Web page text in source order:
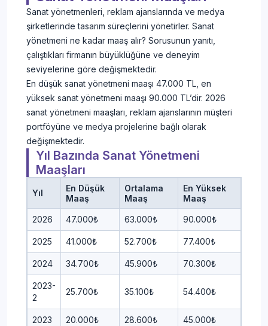
Sanat yönetmenleri, reklam ajanslarında ve medya
şirketlerinde tasarım süreçlerini yönetirler. Sanat
yönetmeni ne kadar maaş alır? Sorusunun yanıtı,
çalıştıkları firmanın büyüklüğüne ve deneyim
seviyelerine göre değişmektedir.
En düşük sanat yönetmeni maaşı 47.000 TL, en
yüksek sanat yönetmeni maaşı 90.000 TL’dir. 2026
sanat yönetmeni maaşları, reklam ajanslarının müşteri
portföyüne ve medya projelerine bağlı olarak
değişmektedir.
Yıl Bazında Sanat Yönetmeni
Maaşları
Yıl
En Düşük
Maaş
Ortalama
Maaş
En Yüksek
Maaş
2026 47.000₺ 63.000₺ 90.000₺
2025 41.000₺ 52.700₺ 77.400₺
2024 34.700₺ 45.900₺ 70.300₺
2023-
2
25.700₺ 35.100₺ 54.400₺
2023 20.000₺ 28.600₺ 45.000₺